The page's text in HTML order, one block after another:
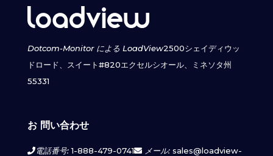
Dotcom-Monitor による LoadView2500シェイディウッ
ドロード、スイート#820エクセルシオール、ミネソタ州
55331
お 問い合わせ
電話番号:1-888-479-0741 メール:sales@loadview-